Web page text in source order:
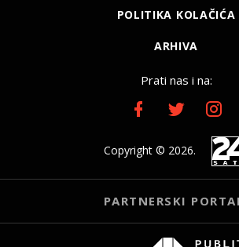
POLITIKA KOLAČIĆA
ARHIVA
Prati nas i na:
Copyright © 2026.
PARTNERSKI